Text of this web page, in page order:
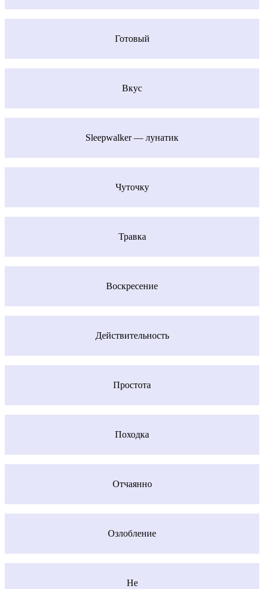
Готовый
Вкус
Sleepwalker — лунатик
Чуточку
Травка
Воскресение
Действительность
Простота
Походка
Отчаянно
Озлобление
Не